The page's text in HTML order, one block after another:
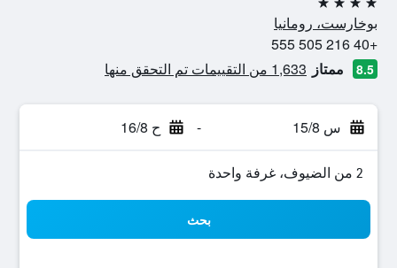
4 نجوم
بوخارست، رومانيا
+40 216 505 555
8.5 ممتاز 1,633 من التقييمات تم التحقق منها
س 15/8 - ح 16/8
2 من الضيوف، غرفة واحدة
بحث